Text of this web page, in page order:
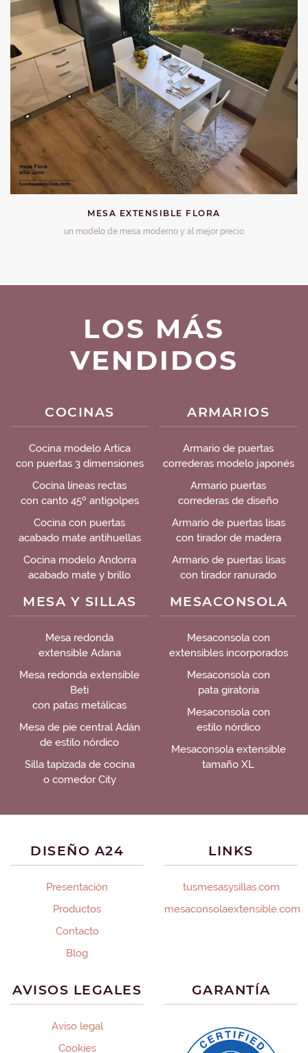
MESA EXTENSIBLE FLORA
un modelo de mesa moderno y al mejor precio
LOS MÁS
VENDIDOS
COCINAS
Cocina modelo Artica
con puertas 3 dimensiones
Cocina líneas rectas
con canto 45º antigolpes
Cocina con puertas
acabado mate antihuellas
Cocina modelo Andorra
acabado mate y brillo
ARMARIOS
Armario de puertas
correderas modelo japonés
Armario puertas
correderas de diseño
Armario de puertas lisas
con tirador de madera
Armario de puertas lisas
con tirador ranurado
MESA Y SILLAS
Mesa redonda
extensible Adana
Mesa redonda extensible
Beti
con patas metálicas
Mesa de pie central Adán
de estilo nórdico
Silla tapizada de cocina
o comedor City
MESACONSOLA
Mesaconsola con
extensibles incorporados
Mesaconsola con
pata giratoria
Mesaconsola con
estilo nórdico
Mesaconsola extensible
tamaño XL
DISEÑO A24
Presentación
Productos
Contacto
Blog
LINKS
tusmesasysillas.com
mesaconsolaextensible.com
AVISOS LEGALES
Aviso legal
Cookies
GARANTÍA